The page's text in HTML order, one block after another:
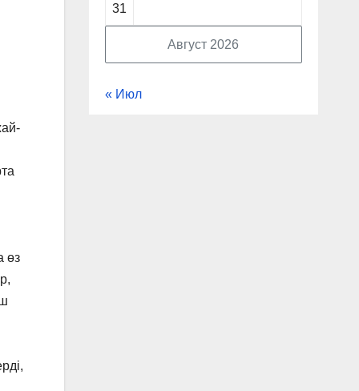
өз
Август 2026
31
« Июл